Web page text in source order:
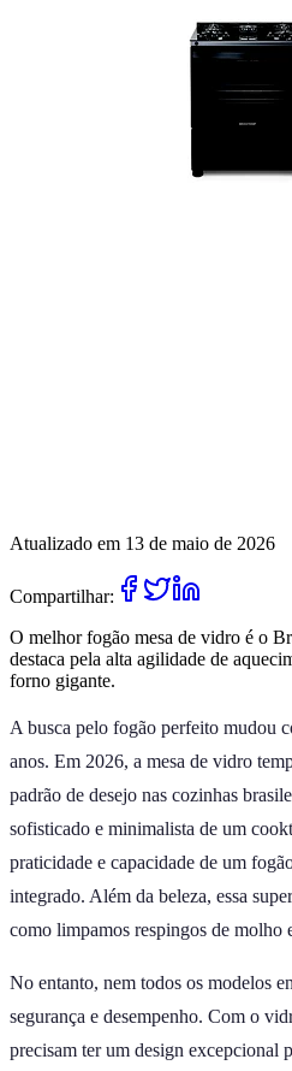
Atualizado em 13 de maio de 2026
Compartilhar:
O melhor fogão mesa de vidro é o
destaca pela alta agilidade de
forno gigante.
A busca pelo fogão perfeito mudou
anos. Em 2026, a mesa de vidro
padrão de desejo nas cozinhas
sofisticado e minimalista de um
praticidade e capacidade de um
integrado. Além da beleza, essa
como limpamos respingos de molho
No entanto, nem todos os modelos
segurança e desempenho. Com o
precisam ter um design excepcional